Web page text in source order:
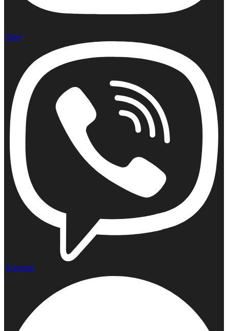
Viber
Telegram